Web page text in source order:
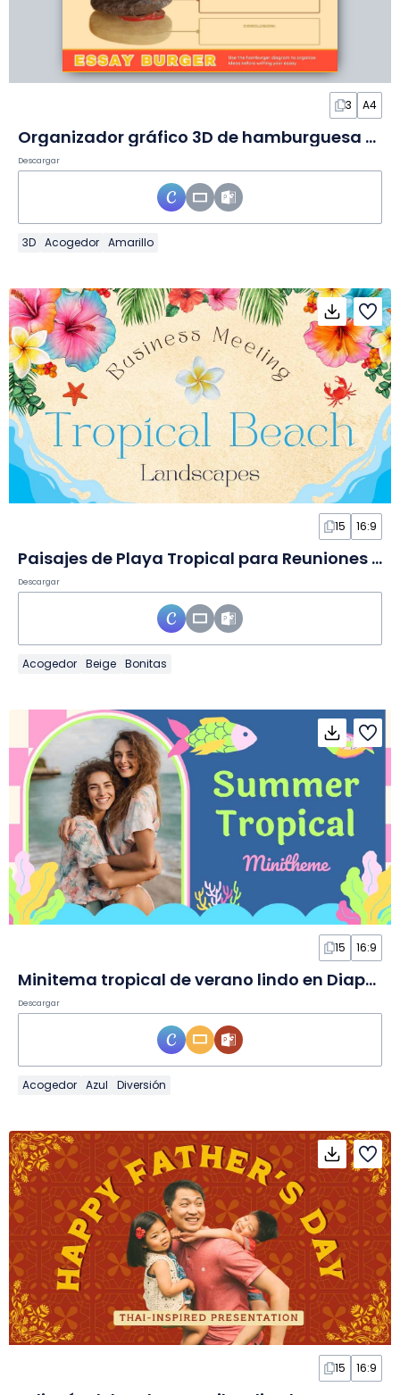
3 A4
Organizador gráfico 3D de hamburguesa en Diapositivas
Descargar
3D Acogedor Amarillo
15 16:9
Paisajes de Playa Tropical para Reuniones de Negocios en Diapositivas
Descargar
Acogedor Beige Bonitas
15 16:9
Minitema tropical de verano lindo en Diapositivas
Descargar
Acogedor Azul Diversión
15 16:9